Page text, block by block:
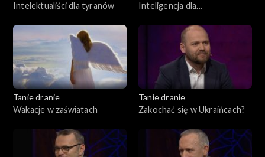
Intelektualiści dla tyranów
Inteligencja dla
Tanie dranie
Wakacje w zaświatach
Tanie dranie
Zakochać się w Ukraińcach?